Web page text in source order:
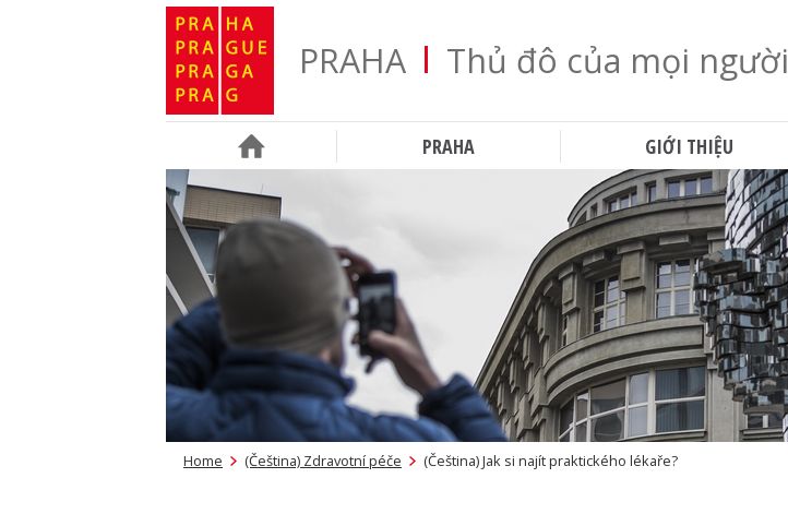
PRAHA Thủ đô của mọi người
Tìm kiếm
PRAHA GIỚI THIỆU
Home (Čeština) Zdravotní péče (Čeština) Jak si najít praktického lékaře?